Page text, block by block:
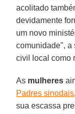
acolitado
devidamente
um novo
comunidade", a
civil local como
As mulheres
Padres sinodais
sua escassa